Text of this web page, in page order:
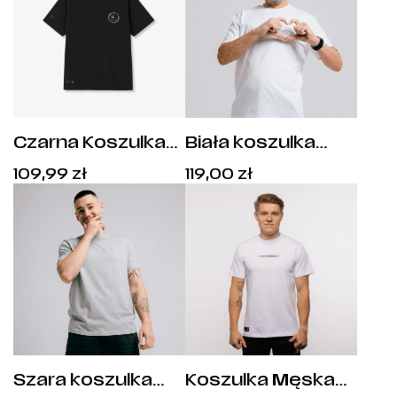
Czarna Koszulka
1916
109,99 złCena:
109,99
Biała koszulka
Legii – 10 lat
pomagania z
sercem
119,00 złCena:
119,00
Szara koszulka
Koszulka Męska